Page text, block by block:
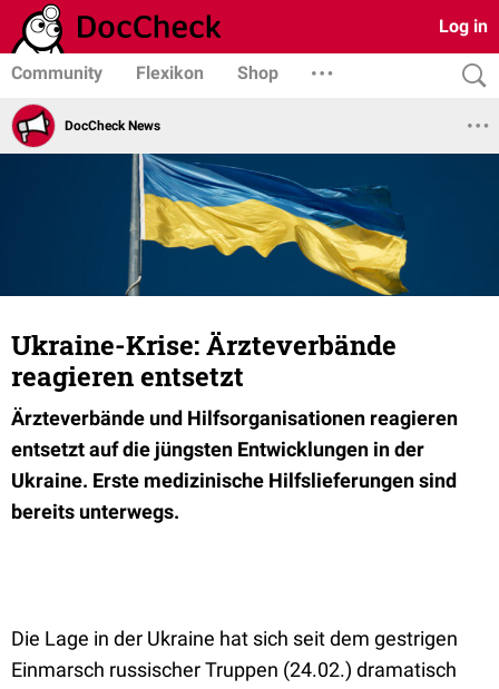
Log in
Community Flexikon Shop
DocCheck News
Ukraine-Krise: Ärzteverbände
reagieren entsetzt
Ärzteverbände und Hilfsorganisationen reagieren
entsetzt auf die jüngsten Entwicklungen in der
Ukraine. Erste medizinische Hilfslieferungen sind
bereits unterwegs.
Die Lage in der Ukraine hat sich seit dem gestrigen
Einmarsch russischer Truppen (24.02.) dramatisch